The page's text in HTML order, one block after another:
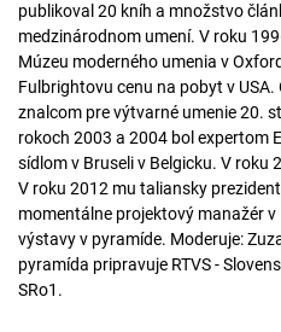
publikoval 20 kníh a množstvo
medzinárodnom umení. V roku
Múzeu moderného umenia v
Fulbrightovu cenu na pobyt v
znalcom pre výtvarné umenie 20.
rokoch 2003 a 2004 bol expertom
sídlom v Bruseli v Belgicku. V roku
V roku 2012 mu taliansky
momentálne projektový manažér
výstavy v pyramíde. Moderuje:
pyramída pripravuje RTVS -
SRo1.